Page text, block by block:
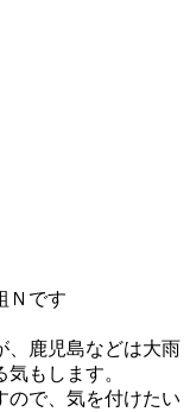
Ｎです
、鹿児島などは大雨
もします。
ので、気を付けたい